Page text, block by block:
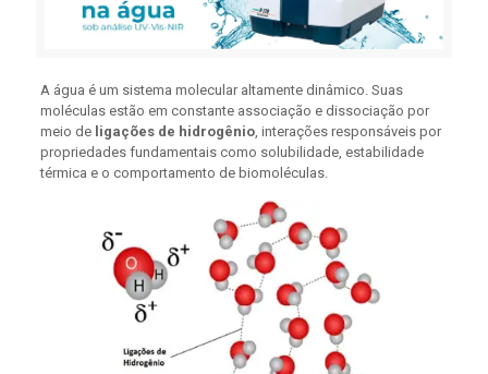
A água é um sistema molecular altamente dinâmico. Suas
moléculas estão em constante associação e dissociação por
meio de ligações de hidrogênio, interações responsáveis por
propriedades fundamentais como solubilidade, estabilidade
térmica e o comportamento de biomoléculas.